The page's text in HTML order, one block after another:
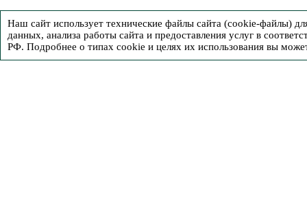
Наш сайт использует технические файлы сайта (cookie-файлы)
данных, анализа работы сайта и предоставления услуг в
РФ. Подробнее о типах cookie и целях их использования вы